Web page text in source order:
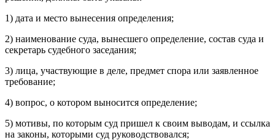
1) дата и место вынесения определения;
2) наименование суда, вынесшего определение, состав суда и
секретарь судебного заседания;
3) лица, участвующие в деле, предмет спора или заявленное
требование;
4) вопрос, о котором выносится определение;
5) мотивы, по которым суд пришел к своим выводам, и ссылка
на законы, которыми суд руководствовался;